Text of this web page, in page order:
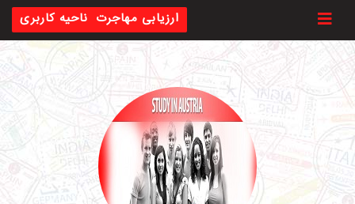
ناحیه کاربری ارزیابی مهاجرت